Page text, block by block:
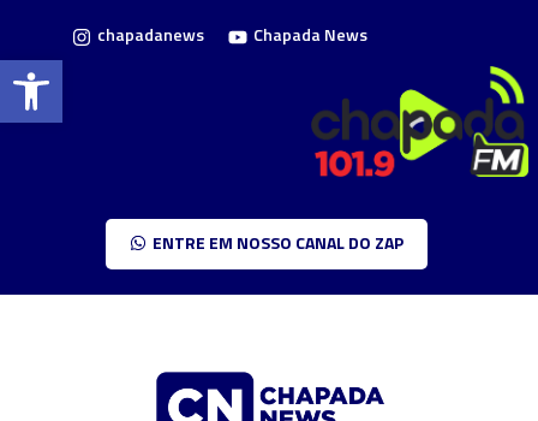
Barra de Ferramentas Aberta
chapadanews Chapada News
ENTRE EM NOSSO CANAL DO ZAP